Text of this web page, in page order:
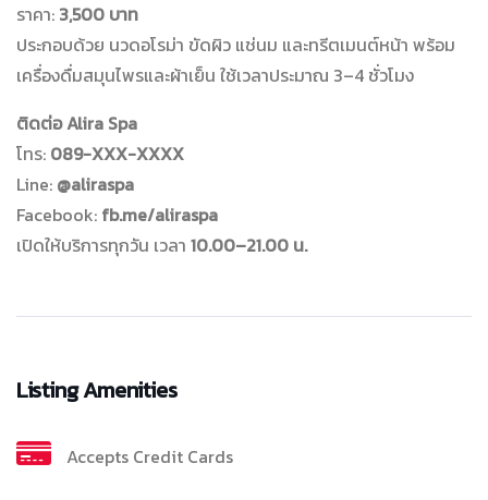
ราคา: 3,500 บาท
ประกอบด้วย นวดอโรม่า ขัดผิว แช่นม และทรีตเมนต์หน้า พร้อม
เครื่องดื่มสมุนไพรและผ้าเย็น ใช้เวลาประมาณ 3–4 ชั่วโมง
ติดต่อ Alira Spa
โทร: 089-XXX-XXXX
Line: @aliraspa
Facebook: fb.me/aliraspa
เปิดให้บริการทุกวัน เวลา 10.00–21.00 น.
Listing Amenities
Accepts Credit Cards